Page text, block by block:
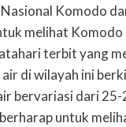
Komodo
melihat Komodo
terbit yang
di wilayah ini
bervariasi dari
untuk